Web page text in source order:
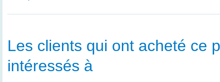
Les clients qui ont acheté ce
intéressés à